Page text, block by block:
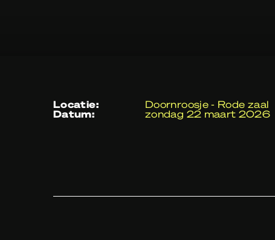
locatie: Doornroosje - Rode zaal
datum: zondag 22 maart 2026